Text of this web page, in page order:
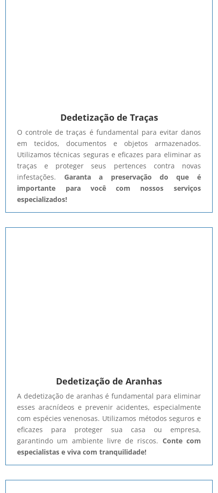
Dedetização de Traças
O controle de traças é fundamental para evitar danos
em tecidos, documentos e objetos armazenados.
Utilizamos técnicas seguras e eficazes para eliminar as
traças e proteger seus pertences contra novas
infestações. Garanta a preservação do que é
importante para você com nossos serviços
especializados!
Dedetização de Aranhas
A dedetização de aranhas é fundamental para eliminar
esses aracnídeos e prevenir acidentes, especialmente
com espécies venenosas. Utilizamos métodos seguros e
eficazes para proteger sua casa ou empresa,
garantindo um ambiente livre de riscos. Conte com
especialistas e viva com tranquilidade!